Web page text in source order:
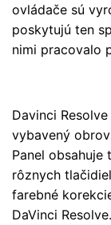
ovládače sú
poskytujú ten
nimi pracovalo
Davinci
vybavený
Panel
rôznych
farebné
DaVinci